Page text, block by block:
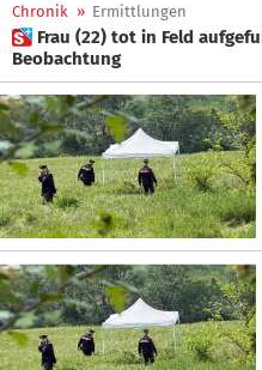
Chronik » Ermittlungen
 Frau (22) tot in Feld aufgefunden: Zeugin machte wichtige
Beobachtung